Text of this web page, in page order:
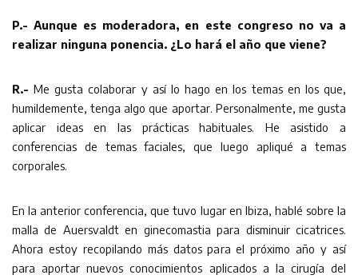
P.- Aunque es moderadora, en este congreso no va a
realizar ninguna ponencia. ¿Lo hará el año que viene?
R.-Me gusta colaborar y así lo hago en los temas en los que,
humildemente, tenga algo que aportar. Personalmente, me gusta
aplicar ideas en las prácticas habituales. He asistido a
conferencias de temas faciales, que luego apliqué a temas
corporales.
En la anterior conferencia, que tuvo lugar en Ibiza, hablé sobre la
malla de Auersvaldt en ginecomastia para disminuir cicatrices.
Ahora estoy recopilando más datos para el próximo año y así
para aportar nuevos conocimientos aplicados a la cirugía del